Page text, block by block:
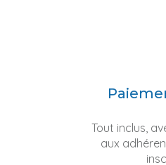
Tout inclus,
aux